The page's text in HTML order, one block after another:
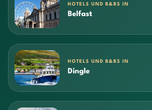
HOTELS UND B&BS IN
Belfast
HOTELS UND B&BS IN
Dingle